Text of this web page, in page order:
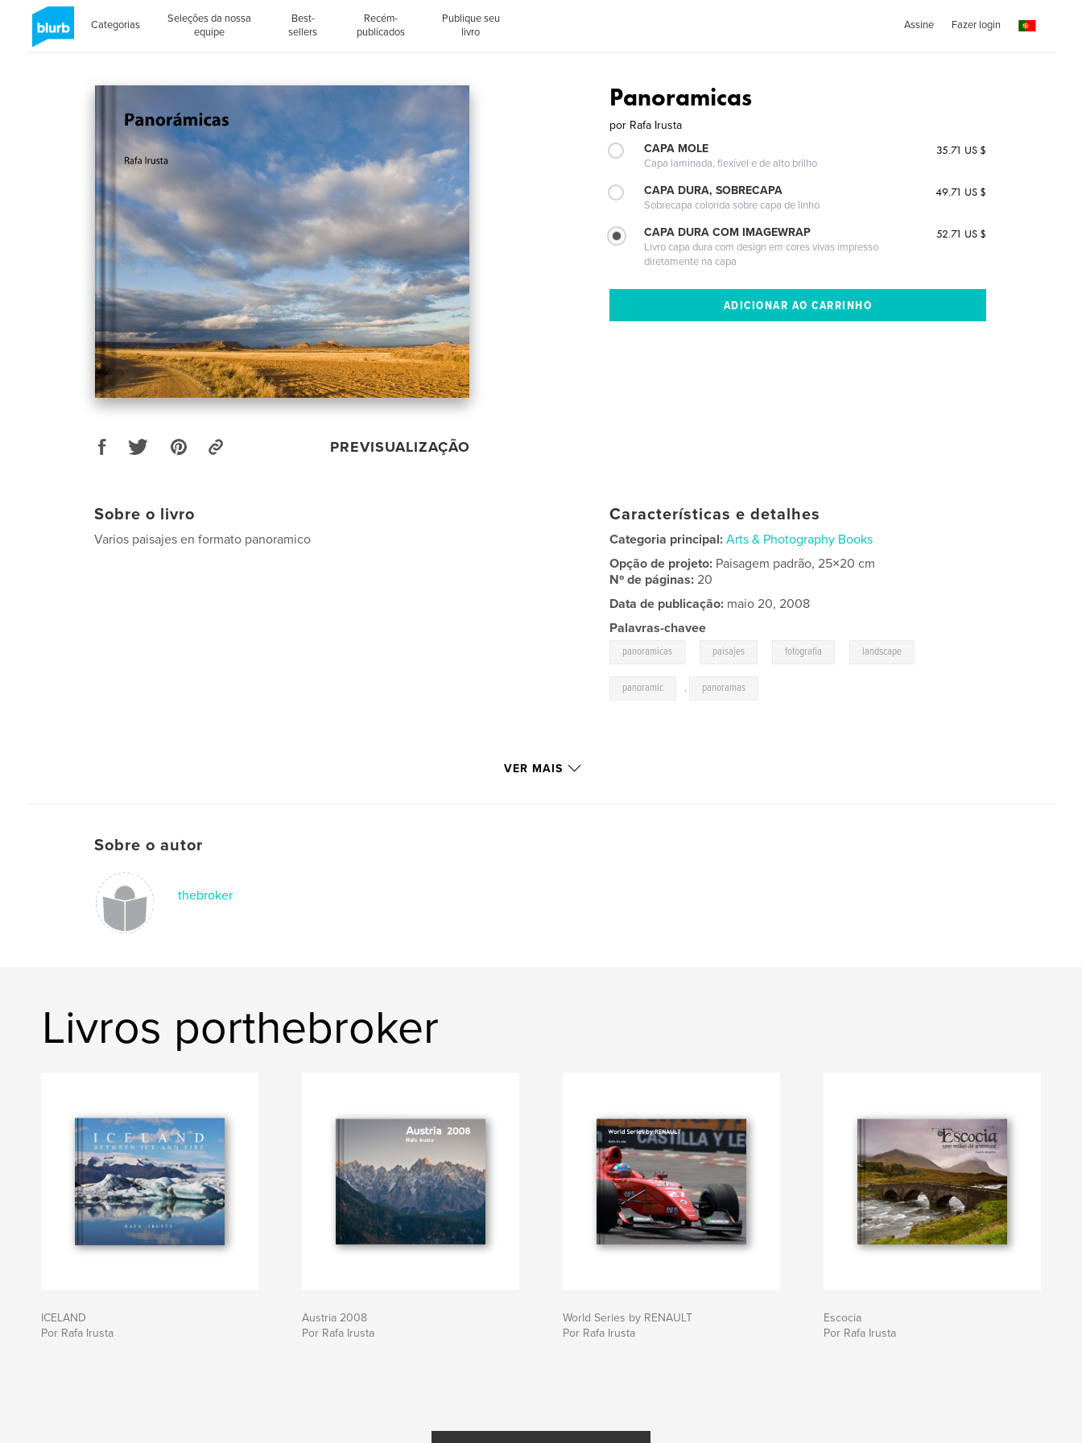
Categorias
Seleções da nossa
equipe
Best-
sellers
Recém-
publicados
Publique seu
livro
Assine Fazer login
PREVISUALIZAÇÃO
Panoramicas
por Rafa Irusta
CAPA MOLE
Capa laminada, flexível e de alto brilho
35.71 US $
CAPA DURA, SOBRECAPA
Sobrecapa colorida sobre capa de linho
49.71 US $
CAPA DURA COM IMAGEWRAP
Livro capa dura com design em cores vivas impresso
diretamente na capa
52.71 US $
Sobre o livro
Varios paisajes en formato panoramico
Características e detalhes
Categoria principal: Arts & Photography Books
Opção de projeto: Paisagem padrão, 25×20 cm
Nº de páginas:20
Data de publicação: maio 20, 2008
Palavras-chavee
panoramicas paisajes fotografia landscape
panoramic , panoramas
VER MAIS
Sobre o autor
thebroker
Livros porthebroker
ICELAND
Por Rafa Irusta
Austria 2008
Por Rafa Irusta
World Series by RENAULT
Por Rafa Irusta
Escocia
Por Rafa Irusta